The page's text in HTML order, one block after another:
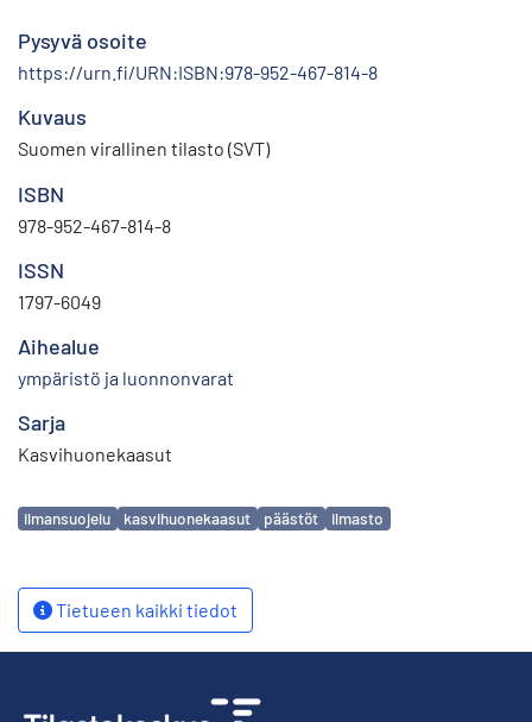
Pysyvä osoite
https://urn.fi/URN:ISBN:978-952-467-814-8
Kuvaus
Suomen virallinen tilasto (SVT)
ISBN
978-952-467-814-8
ISSN
1797-6049
Aihealue
ympäristö ja luonnonvarat
Sarja
Kasvihuonekaasut
Avainsanat
ilmansuojelu kasvihuonekaasut päästöt ilmasto
Tietueen kaikki tiedot